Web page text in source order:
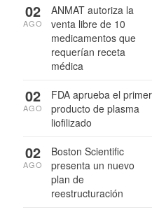
ANMAT autoriza la
venta libre de 10
medicamentos que
requerían receta
médica
02
AGO
FDA aprueba el primer
producto de plasma
liofilizado
02
AGO
Boston Scientific
presenta un nuevo
plan de
reestructuración
02
AGO